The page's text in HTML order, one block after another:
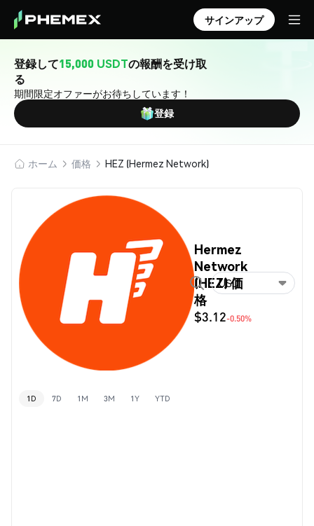
サインアップ
登録して15,000 USDTの報酬を受け取
る
期間限定オファーがお待ちしています！
登録
ホーム 価格 HEZ (Hermez Network)
Hermez
Network
(HEZ) 価
格
$3.12-0.50%
USD
1D 7D 1M 3M 1Y YTD